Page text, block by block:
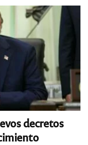
decretos